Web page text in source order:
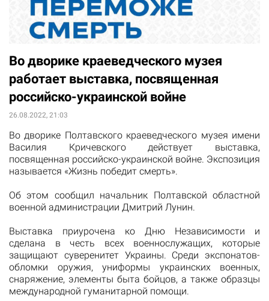
Во дворике краеведческого музея
работает выставка, посвященная
российско-украинской войне
26.08.2022, 21:03
Во дворике Полтавского краеведческого музея имени
Василия Кричевского действует выставка,
посвященная российско-украинской войне. Экспозиция
называется «Жизнь победит смерть».
Об этом сообщил начальник Полтавской областной
военной администрации Дмитрий Лунин.
Выставка приурочена ко Дню Независимости и
сделана в честь всех военнослужащих, которые
защищают суверенитет Украины. Среди экспонатов-
обломки оружия, униформы украинских военных,
снаряжение, элементы быта бойцов, а также образцы
международной гуманитарной помощи.